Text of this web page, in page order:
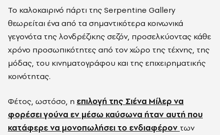
Το καλοκαιρινό πάρτι της Serpentine Gallery
θεωρείται ένα από τα σημαντικότερα κοινωνικά
γεγονότα της λονδρέζικης σεζόν, προσελκύοντας κάθε
χρόνο προσωπικότητες από τον χώρο της τέχνης, της
μόδας, του κινηματογράφου και της επιχειρηματικής
κοινότητας.
Φέτος, ωστόσο, η επιλογή της Σιένα Μίλερ να
φορέσει γούνα εν μέσω καύσωνα ήταν αυτή που
κατάφερε να μονοπωλήσει το ενδιαφέρον των